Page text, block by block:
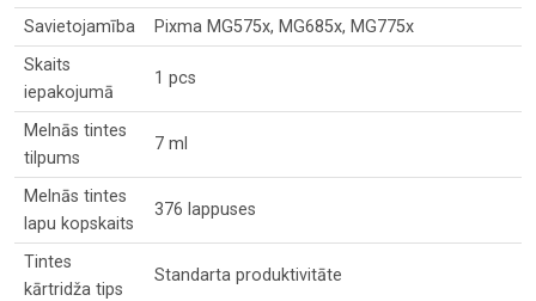
Savietojamība
Pixma MG575x, MG685x, MG775x
Skaits
iepakojumā
1 pcs
Melnās tintes
tilpums
7 ml
Melnās tintes
lapu kopskaits
376 lappuses
Tintes
kārtridža tips
Standarta produktivitāte